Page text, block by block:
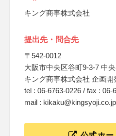
キング商事株式会社
提出先・問合先
〒542-0012
大阪市中央区谷町9-3-7 中
キング商事株式会社 企画開
tel : 06-6763-0226 / fax : 06-
mail : kikaku@kingsyoji.co.jp